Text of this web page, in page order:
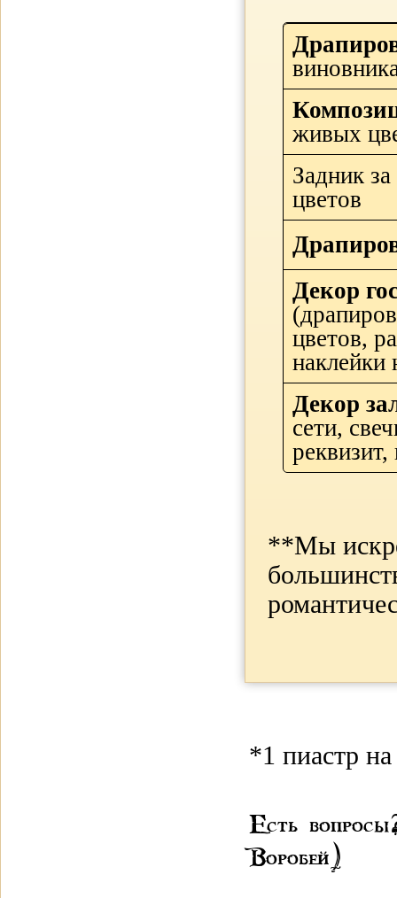
живых
Задник
цветов
Декор
цветов,
наклейки
Декор
сети,
**Мы
*1 пиастр
Есть
Воробей)